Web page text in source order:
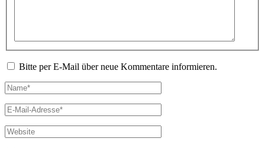
Bitte per E-Mail über neue Kommentare informieren.
Name*
E-
Mail-
Adresse*
Website